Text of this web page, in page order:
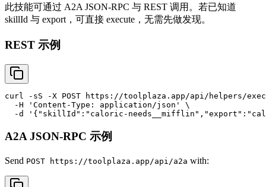
此技能可通过 A2A JSON-RPC 与 REST 调用。若已知道
skillId 与 export，可直接 execute，无需先做发现。
REST 示例
curl -sS -X POST https://toolplaza.app/api/helpers/
  -H 'Content-Type: application/json' \
A2A JSON-RPC 示例
Send POST https://toolplaza.app/api/a2a with: